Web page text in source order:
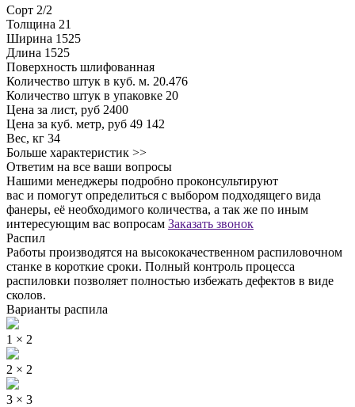
Сорт 2/2
Толщина 21
Ширина 1525
Длина 1525
Поверхность шлифованная
Количество штук в куб. м. 20.476
Количество штук в упаковке 20
Цена за лист, руб 2400
Цена за куб. метр, руб 49 142
Вес, кг 34
Больше характеристик >>
Ответим на все ваши вопросы
Нашими менеджеры подробно проконсультируют
вас и помогут определиться с выбором подходящего вида
фанеры, её необходимого количества, а так же по иным
интересующим вас вопросам Заказать звонок
Распил
Работы производятся на высококачественном распиловочном
станке в короткие сроки. Полный контроль процесса
распиловки позволяет полностью избежать дефектов в виде
сколов.
Варианты распила
1 × 2
2 × 2
3 × 3